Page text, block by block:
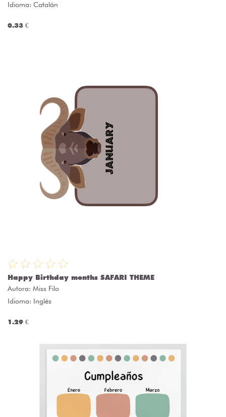
Idioma: Catalán
0.33 €
Happy Birthday months SAFARI THEME
Autora: Miss Filo
Idioma: Inglés
1.29 €